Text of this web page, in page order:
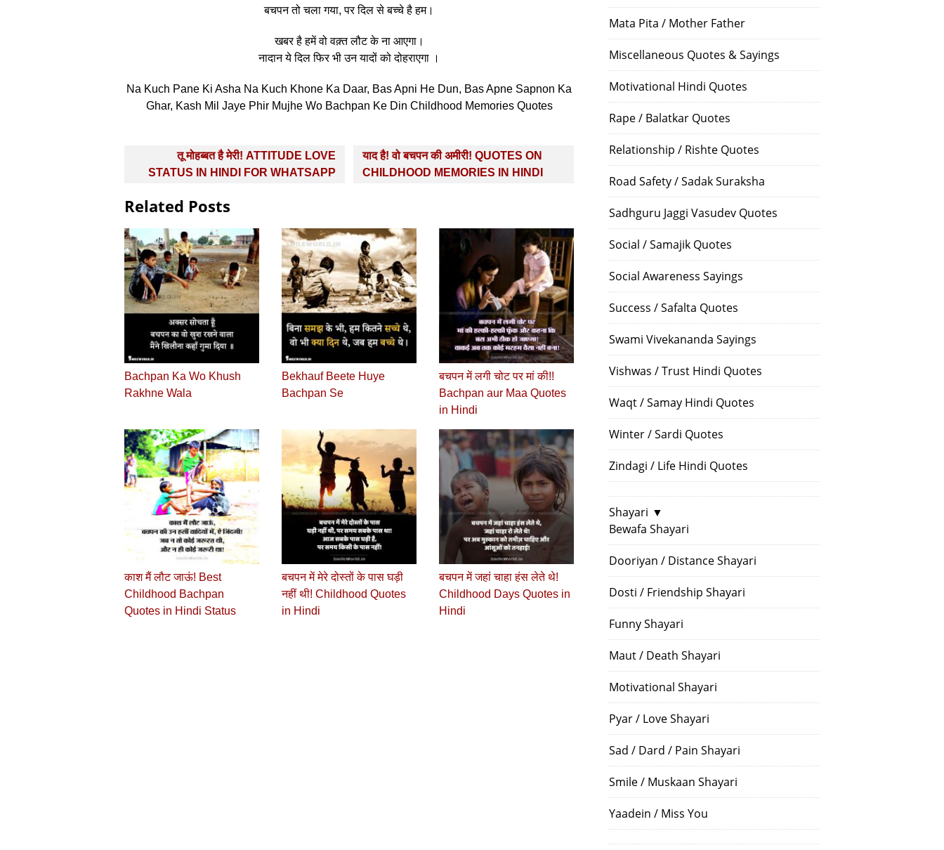
बचपन तो चला गया, पर दिल से बच्चे है हम।
खबर है हमें वो वक़्त लौट के ना आएगा।
नादान ये दिल फिर भी उन यादों को दोहराएगा ।
Na Kuch Pane Ki Asha Na Kuch Khone Ka Daar, Bas Apni He Dun, Bas Apne Sapnon Ka
Ghar, Kash Mil Jaye Phir Mujhe Wo Bachpan Ke Din Childhood Memories Quotes
navigation
तू मोहब्बत है मेरी! ATTITUDE LOVE
STATUS IN HINDI FOR WHATSAPP
याद है! वो बचपन की अमीरी! QUOTES ON
CHILDHOOD MEMORIES IN HINDI
Related Posts
Bachpan Ka Wo Khush
Rakhne Wala
Bekhauf Beete Huye
Bachpan Se
बचपन में लगी चोट पर मां की!!
Bachpan aur Maa Quotes
in Hindi
काश मैं लौट जाऊं! Best
Childhood Bachpan
Quotes in Hindi Status
बचपन में मेरे दोस्तों के पास घड़ी
नहीं थी! Childhood Quotes
in Hindi
बचपन में जहां चाहा हंस लेते थे!
Childhood Days Quotes in
Hindi
Mata Pita / Mother Father
Miscellaneous Quotes & Sayings
Motivational Hindi Quotes
Rape / Balatkar Quotes
Relationship / Rishte Quotes
Road Safety / Sadak Suraksha
Sadhguru Jaggi Vasudev Quotes
Social / Samajik Quotes
Social Awareness Sayings
Success / Safalta Quotes
Swami Vivekananda Sayings
Vishwas / Trust Hindi Quotes
Waqt / Samay Hindi Quotes
Winter / Sardi Quotes
Zindagi / Life Hindi Quotes
Shayari ▼
Bewafa Shayari
Dooriyan / Distance Shayari
Dosti / Friendship Shayari
Funny Shayari
Maut / Death Shayari
Motivational Shayari
Pyar / Love Shayari
Sad / Dard / Pain Shayari
Smile / Muskaan Shayari
Yaadein / Miss You